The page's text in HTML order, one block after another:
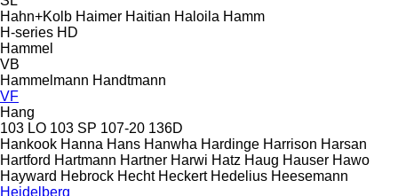
Hahn+Kolb Haimer Haitian Haloila Hamm
H-series HD
Hammel
VB
Hammelmann Handtmann
VF
Hang
103 LO 103 SP 107-20 136D
Hankook Hanna Hans Hanwha Hardinge Harrison Harsan
Hartford Hartmann Hartner Harwi Hatz Haug Hauser Hawo
Hayward Hebrock Hecht Heckert Hedelius Heesemann
Heidelberg